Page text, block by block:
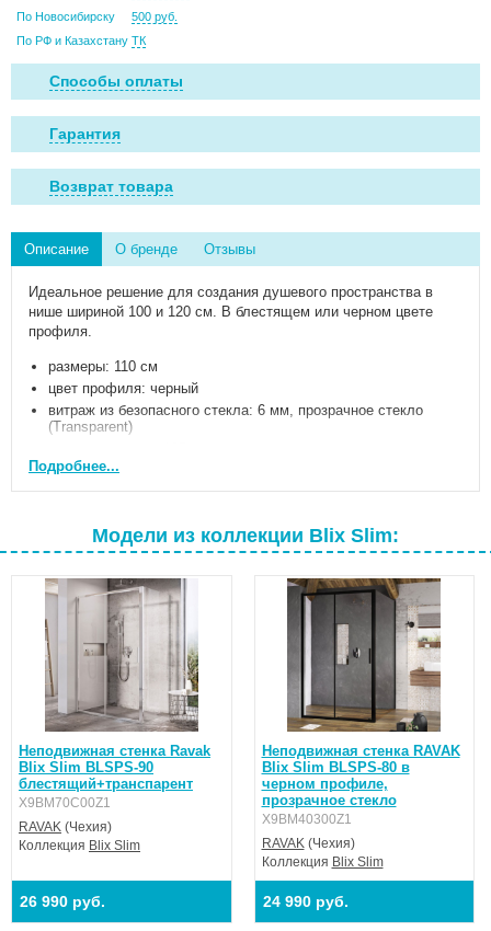
По Новосибирску
500 руб.
По РФ и Казахстану ТК
Способы оплаты
Гарантия
Возврат товара
Описание О бренде Отзывы
Идеальное решение для создания душевого пространства в
нише шириной 100 и 120 см. В блестящем или черном цвете
профиля.
размеры: 110 см
цвет профиля: черный
витраж из безопасного стекла: 6 мм, прозрачное стекло
(Transparent)
гарантия: 5 лет
облицованную кафелем нишу на поддоны RAVAK Perseus,
Perseus Pro, Perseus Pro Flat, Perseus Pro Chrome, Gigant,
Gigant Pro, Gigant Pro Flat, Gigant Pro Chrome или
непосредственно на пол со встроенным душевым каналом.
Перед сборкой изделия обратите внимание на точные размеры
изделия в инструкции по сборке, так как число, указанное в
названии конкретного изделия, не дает точного измерения.
Подробнее...
Модели из коллекции Blix Slim:
Неподвижная стенка Ravak
Blix Slim BLSPS-90
блестящий+транспарент
X9BM70C00Z1
RAVAK (Чехия)
Коллекция Blix Slim
26 990 руб.
Неподвижная стенка RAVAK
Blix Slim BLSPS-80 в
черном профиле,
прозрачное стекло
X9BM40300Z1
RAVAK(Чехия)
Коллекция Blix Slim
24 990 руб.